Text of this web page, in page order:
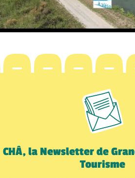
CHÂ, la Newsletter de
Tourisme